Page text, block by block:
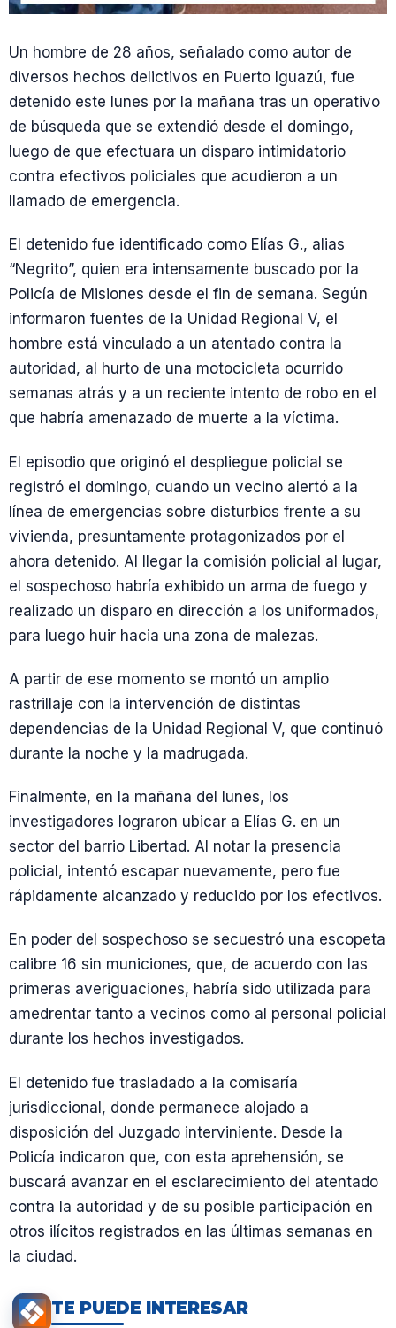
Un hombre de 28 años, señalado como autor de
diversos hechos delictivos en Puerto Iguazú, fue
detenido este lunes por la mañana tras un operativo
de búsqueda que se extendió desde el domingo,
luego de que efectuara un disparo intimidatorio
contra efectivos policiales que acudieron a un
llamado de emergencia.
El detenido fue identificado como Elías G., alias
“Negrito”, quien era intensamente buscado por la
Policía de Misiones desde el fin de semana. Según
informaron fuentes de la Unidad Regional V, el
hombre está vinculado a un atentado contra la
autoridad, al hurto de una motocicleta ocurrido
semanas atrás y a un reciente intento de robo en el
que habría amenazado de muerte a la víctima.
El episodio que originó el despliegue policial se
registró el domingo, cuando un vecino alertó a la
línea de emergencias sobre disturbios frente a su
vivienda, presuntamente protagonizados por el
ahora detenido. Al llegar la comisión policial al lugar,
el sospechoso habría exhibido un arma de fuego y
realizado un disparo en dirección a los uniformados,
para luego huir hacia una zona de malezas.
A partir de ese momento se montó un amplio
rastrillaje con la intervención de distintas
dependencias de la Unidad Regional V, que continuó
durante la noche y la madrugada.
Finalmente, en la mañana del lunes, los
investigadores lograron ubicar a Elías G. en un
sector del barrio Libertad. Al notar la presencia
policial, intentó escapar nuevamente, pero fue
rápidamente alcanzado y reducido por los efectivos.
En poder del sospechoso se secuestró una escopeta
calibre 16 sin municiones, que, de acuerdo con las
primeras averiguaciones, habría sido utilizada para
amedrentar tanto a vecinos como al personal policial
durante los hechos investigados.
El detenido fue trasladado a la comisaría
jurisdiccional, donde permanece alojado a
disposición del Juzgado interviniente. Desde la
Policía indicaron que, con esta aprehensión, se
buscará avanzar en el esclarecimiento del atentado
contra la autoridad y de su posible participación en
otros ilícitos registrados en las últimas semanas en
la ciudad.
TE PUEDE INTERESAR